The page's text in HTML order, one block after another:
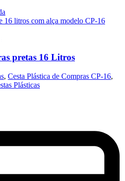
pretas 16 Litros
, Cesta Plástica de Compras CP-16,
Plásticas